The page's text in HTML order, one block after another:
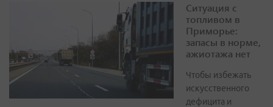
Ситуация с
топливом в
Приморье:
запасы в норме,
ажиотажа нет
Чтобы избежать
искусственного
дефицита и